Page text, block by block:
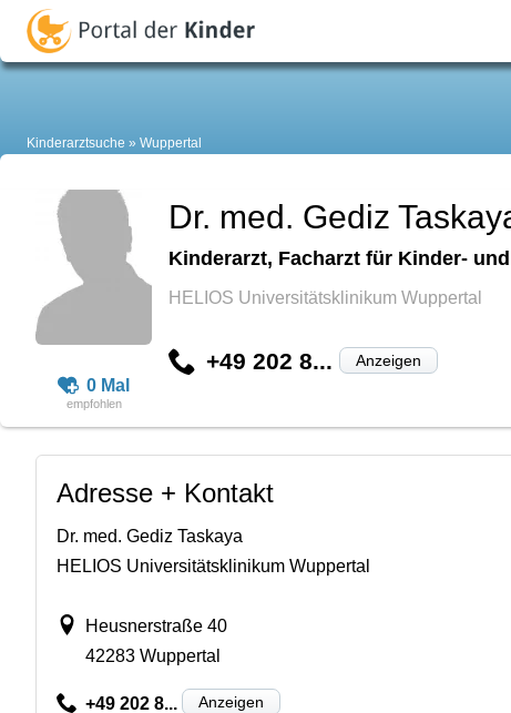
Kinderarztsuche Wuppertal
0 Mal
Dr. med. Gediz
Kinderarzt, Facharzt für Kinder-
HELIOS Universitätsklinikum Wuppertal
+49 202 8... Anzeigen
Adresse + Kontakt
Dr. med. Gediz Taskaya
HELIOS Universitätsklinikum Wuppertal
Heusnerstraße 40
42283 Wuppertal
+49 202 8... Anzeigen